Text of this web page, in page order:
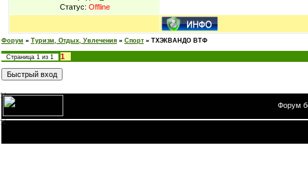
Статус: Offline
Форум » Туризм, Отдых, Увлечения » Спорт » ТХЭКВАНДО ВТФ
Страница 1 из 1 1
Форум